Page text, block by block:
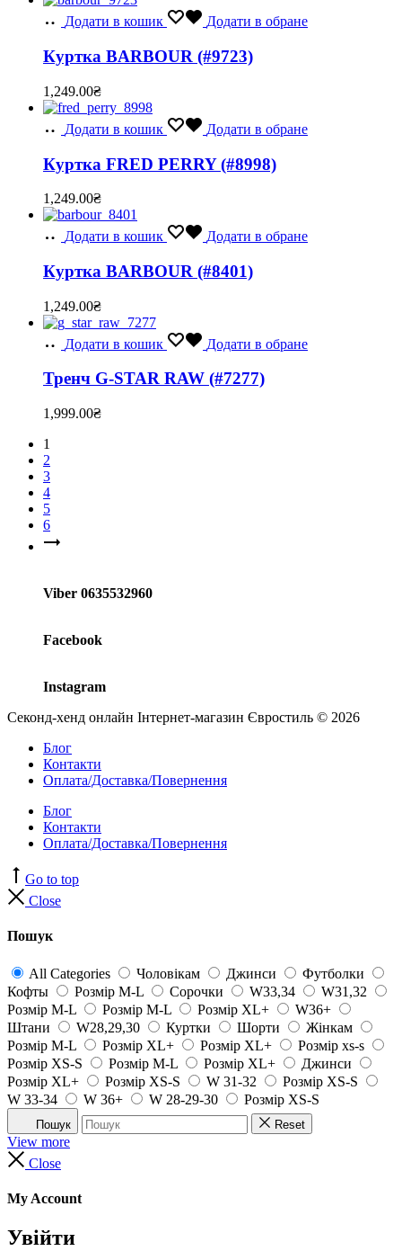
Додати в кошик Додати в обране
Куртка BARBOUR (#9723)
1,249.00₴
Додати в кошик Додати в обране
Куртка FRED PERRY (#8998)
1,249.00₴
Додати в кошик Додати в обране
Куртка BARBOUR (#8401)
1,249.00₴
Додати в кошик Додати в обране
Тренч G-STAR RAW (#7277)
1,999.00₴
1
2
3
4
5
6
Viber 0635532960
Facebook
Instagram
Секонд-хенд онлайн Інтернет-магазин Євростиль © 2026
Блог
Контакти
Оплата/Доставка/Повернення
Блог
Контакти
Оплата/Доставка/Повернення
Go to top
Close
Пошук
All Categories Чоловікам Джинси
Футболки
Кофты
Розмір M-L Сорочки W33,34
W31,32
Розмір M-L
Розмір M-L Розмір XL+
W36+
Штани
W28,29,30 Куртки Шорти
Жінкам
Розмір M-L
Розмір XL+ Розмір XL+
Розмір xs-s
Розмір XS-S
Розмір M-L Розмір XL+
Джинси
Розмір XL+
Розмір XS-S W 31-32
Розмір XS-S
W 33-34
W 36+ W 28-29-30 Розмір XS-S
Пошук Reset
View more
Close
My Account
Увійти